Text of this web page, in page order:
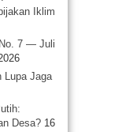
Iklim
7 — Juli
Lupa Jaga
Desa? 16